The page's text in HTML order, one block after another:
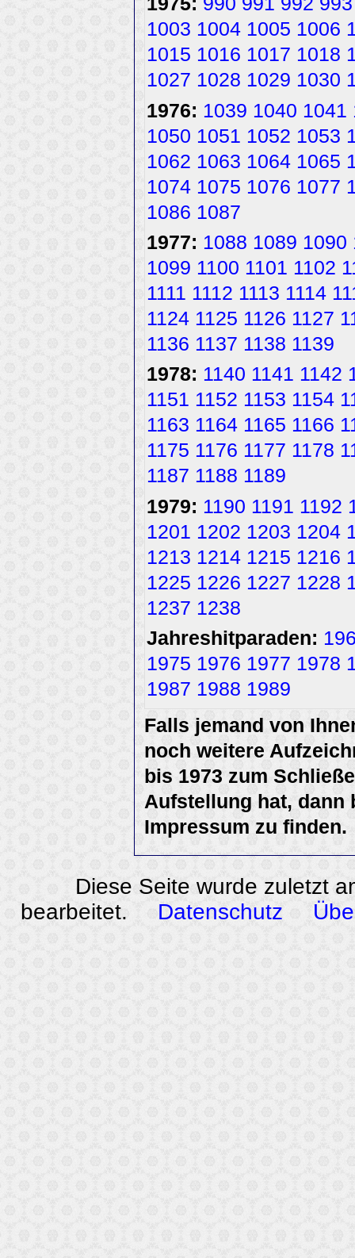
1003 1004 1005 1006
1015 1016 1017 1018
1027 1028 1029 1030
1976: 1039 1040 1041
1050 1051 1052 1053
1062 1063 1064 1065
1074 1075 1076 1077
1086 1087
1977: 1088 1089 1090
1099 1100 1101 1102
1111 1112 1113 1114
1124 1125 1126 1127
1136 1137 1138 1139
1978: 1140 1141 1142
1151 1152 1153 1154
1163 1164 1165 1166
1175 1176 1177 1178
1187 1188 1189
1979: 1190 1191 1192
1201 1202 1203 1204
1213 1214 1215 1216
1225 1226 1227 1228
1237 1238
Jahreshitparaden:
1975 1976 1977 1978
1987 1988 1989
Falls jemand von
noch weitere
bis 1973 zum
Aufstellung hat, dann
Impressum zu finden.
Diese Seite wurde zuletzt
bearbeitet.
Datenschutz